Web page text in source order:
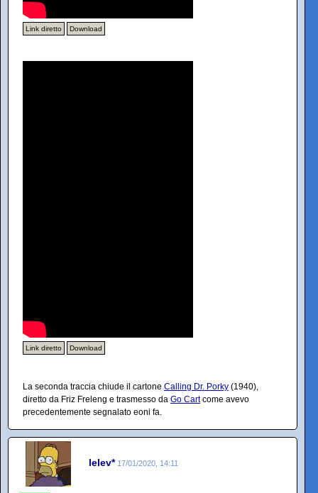
Link diretto Download
Link diretto Download
La seconda traccia chiude il cartone Calling Dr. Porky (1940),
diretto da Friz Freleng e trasmesso da Go Cartcome avevo
precedentemente segnalato eoni fa.
lelev* 17/01/2020, 14:11